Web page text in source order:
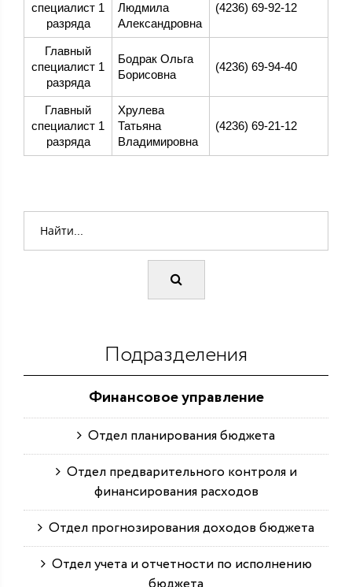
специалист 1
разряда
Людмила
Александровна
(4236) 69-92-12
Главный
специалист 1
разряда
Бодрак Ольга
Борисовна
(4236) 69-94-40
Главный
специалист 1
разряда
Хрулева
Татьяна
Владимировна
(4236) 69-21-12
Подразделения
Финансовое управление
Отдел планирования бюджета
Отдел предварительного контроля и
финансирования расходов
Отдел прогнозирования доходов бюджета
Отдел учета и отчетности по исполнению